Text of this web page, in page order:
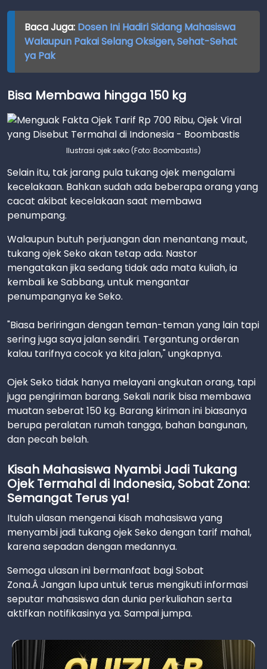
Baca Juga: Dosen Ini Hadiri Sidang Mahasiswa
Walaupun Pakai Selang Oksigen, Sehat-Sehat
ya Pak
Bisa Membawa hingga 150 kg
Ilustrasi ojek seko (Foto: Boombastis)
Selain itu, tak jarang pula tukang ojek mengalami
kecelakaan. Bahkan sudah ada beberapa orang yang
cacat akibat kecelakaan saat membawa
penumpang.
Walaupun butuh perjuangan dan menantang maut,
tukang ojek Seko akan tetap ada. Nastor
mengatakan jika sedang tidak ada mata kuliah, ia
kembali ke Sabbang, untuk mengantar
penumpangnya ke Seko.
"Biasa beriringan dengan teman-teman yang lain tapi
sering juga saya jalan sendiri. Tergantung orderan
kalau tarifnya cocok ya kita jalan," ungkapnya.
Ojek Seko tidak hanya melayani angkutan orang, tapi
juga pengiriman barang. Sekali narik bisa membawa
muatan seberat 150 kg. Barang kiriman ini biasanya
berupa peralatan rumah tangga, bahan bangunan,
dan pecah belah.
Kisah Mahasiswa Nyambi Jadi Tukang
Ojek Termahal di Indonesia, Sobat Zona:
Semangat Terus ya!
Itulah ulasan mengenai kisah mahasiswa yang
menyambi jadi tukang ojek Seko dengan tarif mahal,
karena sepadan dengan medannya.
Semoga ulasan ini bermanfaat bagi Sobat
Zona.Â Jangan lupa untuk terus mengikuti informasi
seputar mahasiswa dan dunia perkuliahan serta
aktifkan notifikasinya ya. Sampai jumpa.